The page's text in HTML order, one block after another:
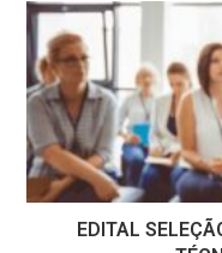
EDITAL